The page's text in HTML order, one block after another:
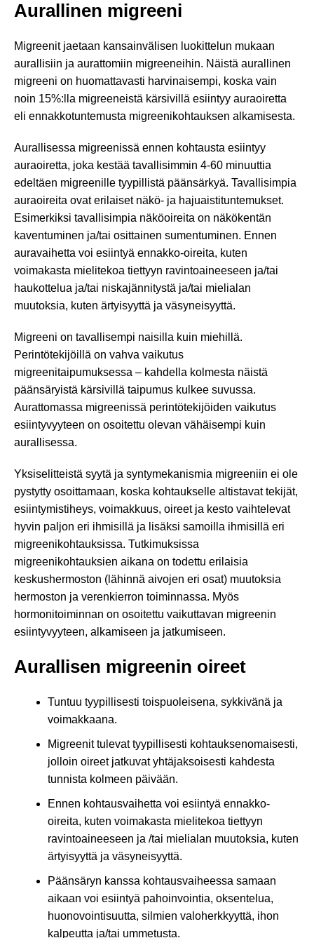
Aurallinen migreeni
Migreenit jaetaan kansainvälisen luokittelun mukaan
aurallisiin ja aurattomiin migreeneihin. Näistä aurallinen
migreeni on huomattavasti harvinaisempi, koska vain
noin 15%:lla migreeneistä kärsivillä esiintyy auraoiretta
eli ennakkotuntemusta migreenikohtauksen alkamisesta.
Aurallisessa migreenissä ennen kohtausta esiintyy
auraoiretta, joka kestää tavallisimmin 4-60 minuuttia
edeltäen migreenille tyypillistä päänsärkyä. Tavallisimpia
auraoireita ovat erilaiset näkö- ja hajuaistituntemukset.
Esimerkiksi tavallisimpia näköoireita on näkökentän
kaventuminen ja/tai osittainen sumentuminen. Ennen
auravaihetta voi esiintyä ennakko-oireita, kuten
voimakasta mielitekoa tiettyyn ravintoaineeseen ja/tai
haukottelua ja/tai niskajännitystä ja/tai mielialan
muutoksia, kuten ärtyisyyttä ja väsyneisyyttä.
Migreeni on tavallisempi naisilla kuin miehillä.
Perintötekijöillä on vahva vaikutus
migreenitaipumuksessa – kahdella kolmesta näistä
päänsäryistä kärsivillä taipumus kulkee suvussa.
Aurattomassa migreenissä perintötekijöiden vaikutus
esiintyvyyteen on osoitettu olevan vähäisempi kuin
aurallisessa.
Yksiselitteistä syytä ja syntymekanismia migreeniin ei ole
pystytty osoittamaan, koska kohtaukselle altistavat tekijät,
esiintymistiheys, voimakkuus, oireet ja kesto vaihtelevat
hyvin paljon eri ihmisillä ja lisäksi samoilla ihmisillä eri
migreenikohtauksissa. Tutkimuksissa
migreenikohtauksien aikana on todettu erilaisia
keskushermoston (lähinnä aivojen eri osat) muutoksia
hermoston ja verenkierron toiminnassa. Myös
hormonitoiminnan on osoitettu vaikuttavan migreenin
esiintyvyyteen, alkamiseen ja jatkumiseen.
Aurallisen migreenin oireet
Tuntuu tyypillisesti toispuoleisena, sykkivänä ja
voimakkaana.
Migreenit tulevat tyypillisesti kohtauksenomaisesti,
jolloin oireet jatkuvat yhtäjaksoisesti kahdesta
tunnista kolmeen päivään.
Ennen kohtausvaihetta voi esiintyä ennakko-
oireita, kuten voimakasta mielitekoa tiettyyn
ravintoaineeseen ja /tai mielialan muutoksia, kuten
ärtyisyyttä ja väsyneisyyttä.
Päänsäryn kanssa kohtausvaiheessa samaan
aikaan voi esiintyä pahoinvointia, oksentelua,
huonovointisuutta, silmien valoherkkyyttä, ihon
kalpeutta ja/tai ummetusta.